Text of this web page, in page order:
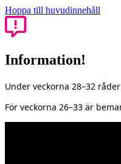
Hoppa till huvudinnehåll
Information!
Under veckorna 28–32
För veckorna 26–33 är